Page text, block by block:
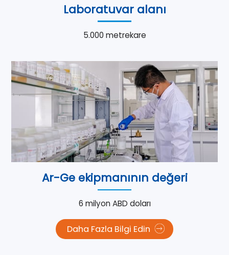
Laboratuvar alanı
5.000 metrekare
Ar-Ge ekipmanının değeri
6 milyon ABD doları
Daha Fazla Bilgi Edin